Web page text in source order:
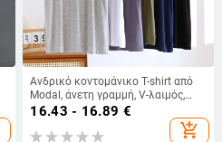
Ανδρικό κοντομάνικο T-shirt από
Modal, άνετη γραμμή, V-λαιμός,
καλοκαίρι, γρήγορο στέγνωμα
16.43 - 16.89 €
add_shopping_cart